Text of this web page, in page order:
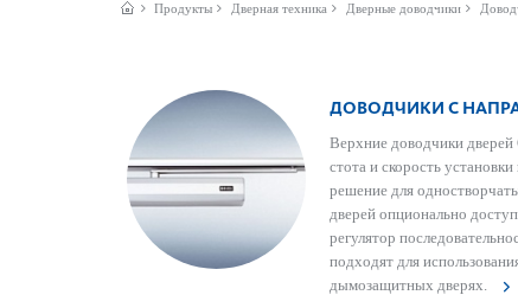
Продукты Дверная техника Дверные доводчики
ДОВОДЧИКИ С
Верхние довод­чики
с­тота и скор­ость
решение для
дверей опционально
регулятор
подходят для
дымозащитных дверях.